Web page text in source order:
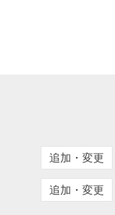
追加・変更
追加・変更